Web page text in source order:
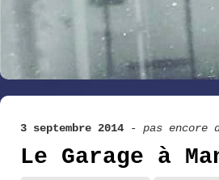
3 septembre 2014 - pas encore
Le Garage à